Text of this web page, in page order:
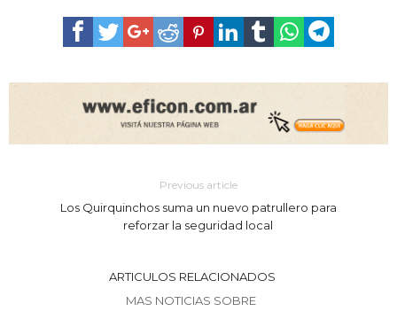
Previous article
Los Quirquinchos suma un nuevo patrullero para
reforzar la seguridad local
ARTICULOS RELACIONADOS
MAS NOTICIAS SOBRE